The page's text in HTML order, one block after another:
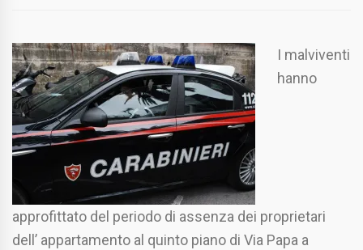
I malviventi
hanno
approfittato del periodo di assenza dei proprietari
dell’ appartamento al quinto piano di Via Papa a